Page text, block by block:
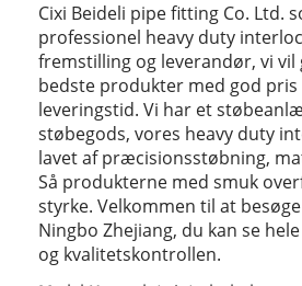
Cixi Beideli pipe fitting Co. Ltd.
professionel heavy duty
fremstilling og leverandør, vi vil
bedste produkter med god
leveringstid. Vi har et
støbegods, vores heavy duty
lavet af præcisionsstøbning,
Så produkterne med smuk
styrke. Velkommen til at
Ningbo Zhejiang, du kan se
og kvalitetskontrollen.